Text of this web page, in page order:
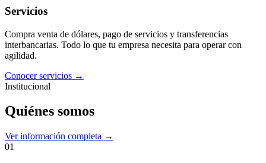
Servicios
Compra venta de dólares, pago de servicios y transferencias
interbancarias. Todo lo que tu empresa necesita para operar con
agilidad.
Conocer servicios →
Institucional
Quiénes somos
Ver información completa →
01